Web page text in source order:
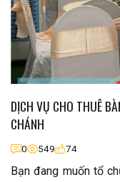
DỊCH VỤ CHO THUÊ
CHÁNH
0 549 74
Bạn đang muốn tổ